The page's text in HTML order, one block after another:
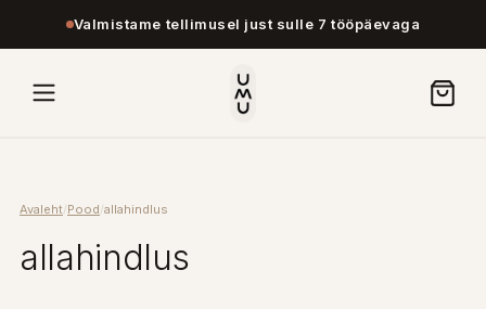
Valmistame tellimusel just sulle 7 tööpäevaga
Avaleht/Pood/allahindlus
allahindlus